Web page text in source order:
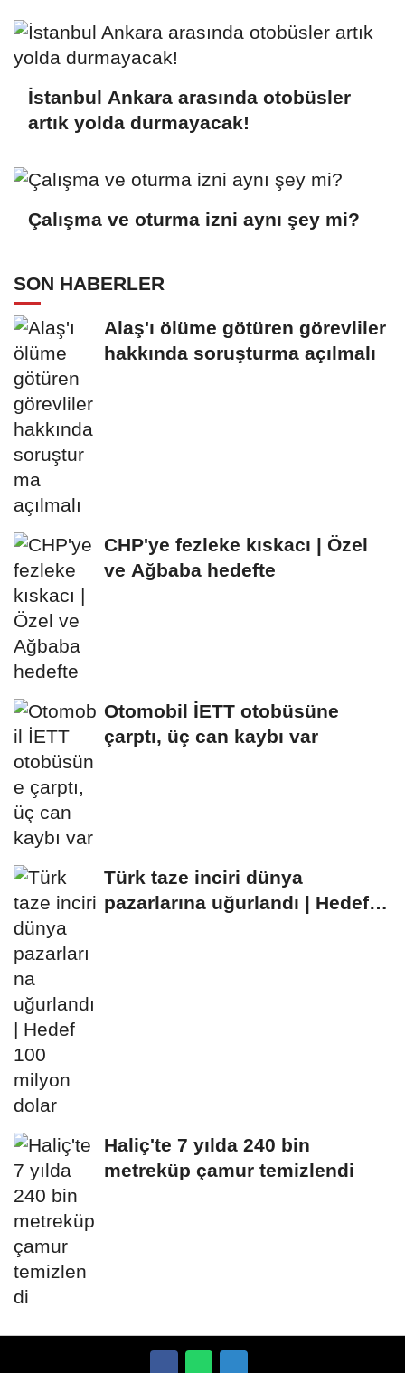
İstanbul Ankara arasında otobüsler
artık yolda durmayacak!
Çalışma ve oturma izni aynı şey mi?
SON HABERLER
Alaş'ı ölüme götüren görevliler
hakkında soruşturma açılmalı
CHP'ye fezleke kıskacı | Özel
ve Ağbaba hedefte
Otomobil İETT otobüsüne
çarptı, üç can kaybı var
Türk taze inciri dünya
pazarlarına uğurlandı | Hedef
Haliç'te 7 yılda 240 bin
metreküp çamur temizlendi